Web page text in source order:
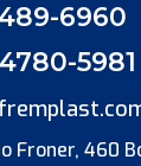
6960
5981
Froner, 460